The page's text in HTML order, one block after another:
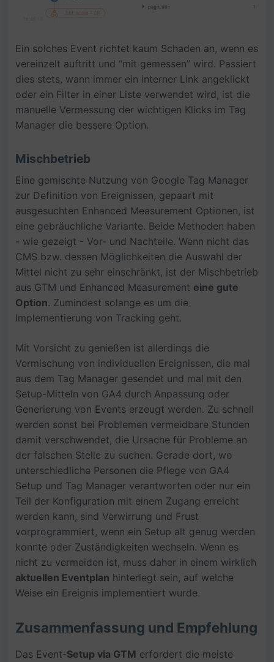
Ein solches Event richtet kaum Schaden an, wenn es
vereinzelt auftritt und “mit gemessen” wird. Passiert
dies stets, wann immer ein interner Link angeklickt
oder ein Filter in einer Liste verwendet wird, ist die
manuelle Vermessung der wichtigen Klicks im Tag
Manager die bessere Option.
Mischbetrieb
Eine gemischte Nutzung von Google Tag Manager
zur Definition von Ereignissen, gepaart mit
ausgesuchten Enhanced Measurement Optionen, ist
eine gebräuchliche Variante. Beide Methoden haben
- wie gezeigt - Vor- und Nachteile. Wenn nicht das
CMS bzw. dessen Möglichkeiten die Auswahl der
Mittel nicht zu sehr einschränkt, ist der Mischbetrieb
aus GTM und Enhanced Measurement eine gute
Option. Zumindest solange es um die
Implementierung von Tracking geht.
Mit Vorsicht zu genießen ist allerdings die
Vermischung von individuellen Ereignissen, die mal
aus dem Tag Manager gesendet und mal mit den
Setup-Mitteln von GA4 durch Anpassung oder
Generierung von Events erzeugt werden. Zu schnell
werden sonst bei Problemen vermeidbare Stunden
damit verschwendet, die Ursache für Probleme an
der falschen Stelle zu suchen. Gerade dort, wo
unterschiedliche Personen die Pflege von GA4
Setup und Tag Manager verantworten oder nur ein
Teil der Konfiguration mit einem Zugang erreicht
werden kann, sind Verwirrung und Frust
vorprogrammiert, wenn ein Setup alt genug werden
konnte oder Zuständigkeiten wechseln. Wenn es
nicht zu vermeiden ist, muss daher in einem wirklich
aktuellen Eventplan hinterlegt sein, auf welche
Weise ein Ereignis implementiert wurde.
Zusammenfassung und Empfehlung
Das Event-Setup via GTM erfordert die meiste